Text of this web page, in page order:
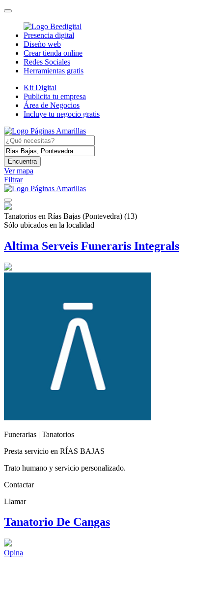
Presencia digital
Diseño web
Crear tienda online
Redes Sociales
Herramientas gratis
Kit Digital
Publicita tu empresa
Área de Negocios
Incluye tu negocio gratis
Encuentra
Ver mapa
Filtrar
Tanatorios en Rías Bajas (Pontevedra) (13)
Sólo ubicados en la localidad
Altima Serveis Funeraris Integrals
Funerarias | Tanatorios
Presta servicio en RÍAS BAJAS
Trato humano y servicio personalizado.
Contactar
Llamar
Tanatorio De Cangas
Opina